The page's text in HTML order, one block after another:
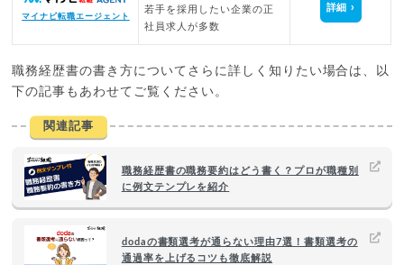
マイナビ転職エージェント
若手を採用したい企業の正
社員求人が多数
詳細
職務経歴書の書き方についてさらに詳しく知りたい場合は、以
下の記事もあわせてご覧ください。
関連記事
職務経歴書の職務要約はどう書く？プロが職種別
に例文テンプレを紹介
dodaの書類選考が通らない理由7選！書類選考の
通過率を上げるコツも徹底解説